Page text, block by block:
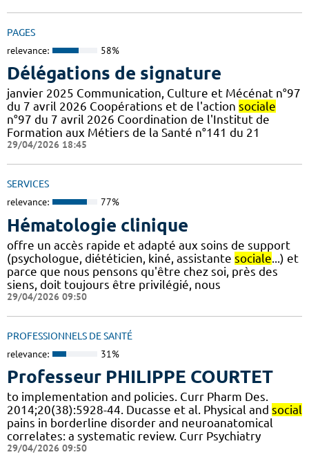
PAGES
relevance: 58%
Délégations de signature
janvier 2025 Communication, Culture et Mécénat n°97
du 7 avril 2026 Coopérations et de l'action sociale
n°97 du 7 avril 2026 Coordination de l'Institut de
Formation aux Métiers de la Santé n°141 du 21
29/04/2026 18:45
SERVICES
relevance: 77%
Hématologie clinique
offre un accès rapide et adapté aux soins de support
(psychologue, diététicien, kiné, assistante sociale...) et
parce que nous pensons qu'être chez soi, près des
siens, doit toujours être privilégié, nous
29/04/2026 09:50
PROFESSIONNELS DE SANTÉ
relevance: 31%
Professeur PHILIPPE COURTET
to implementation and policies. Curr Pharm Des.
2014;20(38):5928-44. Ducasse et al. Physical and social
pains in borderline disorder and neuroanatomical
correlates: a systematic review. Curr Psychiatry
29/04/2026 09:50